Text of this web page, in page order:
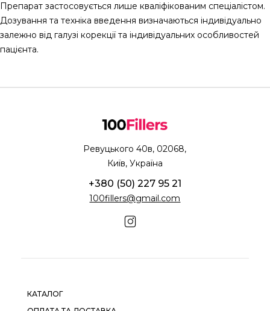
Препарат застосовується лише кваліфікованим спеціалістом.
Дозування та техніка введення визначаються індивідуально
залежно від галузі корекції та індивідуальних особливостей
пацієнта.
Ревуцького 40в, 02068,
Київ, Україна
+380 (50) 227 95 21
100fillers@gmail.com
КАТАЛОГ